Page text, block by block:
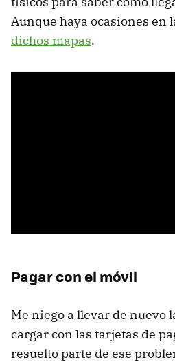
Aunque haya ocasiones en
dichos mapas.
Pagar con el móvil
Me niego a llevar de nuevo
cargar con las tarjetas de
resuelto parte de ese